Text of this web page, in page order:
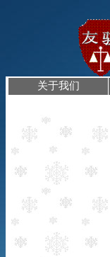
关于我们